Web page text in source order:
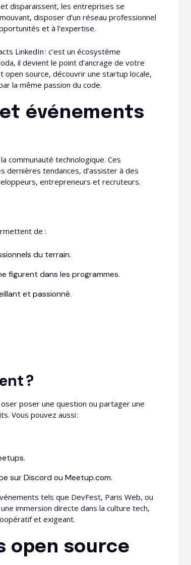
disparaissent, les entreprises se
disposer d’un réseau professionnel
et à l’expertise.
LinkedIn : c’est un écosystème
il devient le point d’ancrage de votre
source, découvrir une startup locale,
la même passion du code.
événements
communauté technologique. Ces
tendances, d’assister à des
entrepreneurs et recruteurs.
de :
du terrain.
figurent dans les programmes.
et passionné.
?
poser une question ou partager une
Vous pouvez aussi :
sur Discord ou Meetup.com.
tels que DevFest, Paris Web, ou
immersion directe dans la culture tech,
et exigeant.
open source